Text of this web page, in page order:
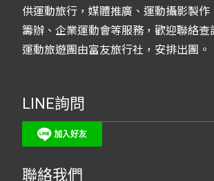
供運動旅行，媒體推廣、運動攝影製作
籌辦、企業運動會等服務，歡迎聯絡查
運動旅遊團由富友旅行社，安排出團。
LINE詢問
聯絡我們